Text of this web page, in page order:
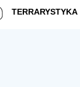
TERRARYSTYKA